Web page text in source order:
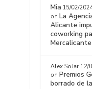
Mia 15/02/
on La
Alicante
coworking
Mercalicante
Alex Solar 12/
on Premios
borrado de